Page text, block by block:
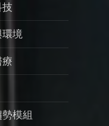
技
環境
模組